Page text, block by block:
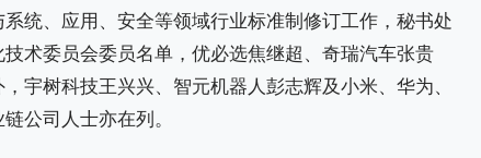
统、应用、安全等领域行业标准制修订工作，秘书处
术委员会委员名单，优必选焦继超、奇瑞汽车张贵
宇树科技王兴兴、智元机器人彭志辉及小米、华为、
公司人士亦在列。